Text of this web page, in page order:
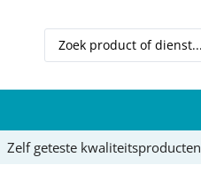
Zelf geteste kwaliteitsproducten